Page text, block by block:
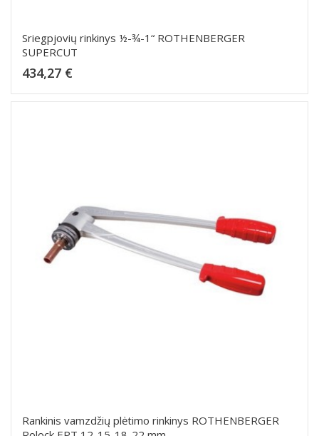
Sriegpjovių rinkinys ½-¾-1“ ROTHENBERGER
SUPERCUT
434,27 €
Rankinis vamzdžių plėtimo rinkinys ROTHENBERGER